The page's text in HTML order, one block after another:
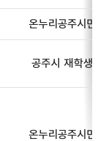
온누리공주시민
공주시 재학생
온누리공주시민